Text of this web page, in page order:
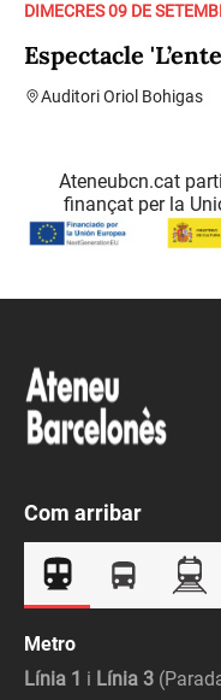
DIMECRES 09 DE
Espectacle
Auditori Oriol Bohigas
Ateneubcn.cat
finançat per la
Com arribar
Metro
Línia 1 i Línia 3